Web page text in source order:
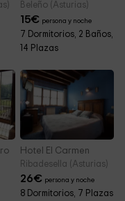
Beleño (Asturias)
15€ persona y noche
7 Dormitorios, 2 Baños,
14 Plazas
Hotel El Carmen
Ribadesella (Asturias)
26€ persona y noche
8 Dormitorios, 7 Plazas